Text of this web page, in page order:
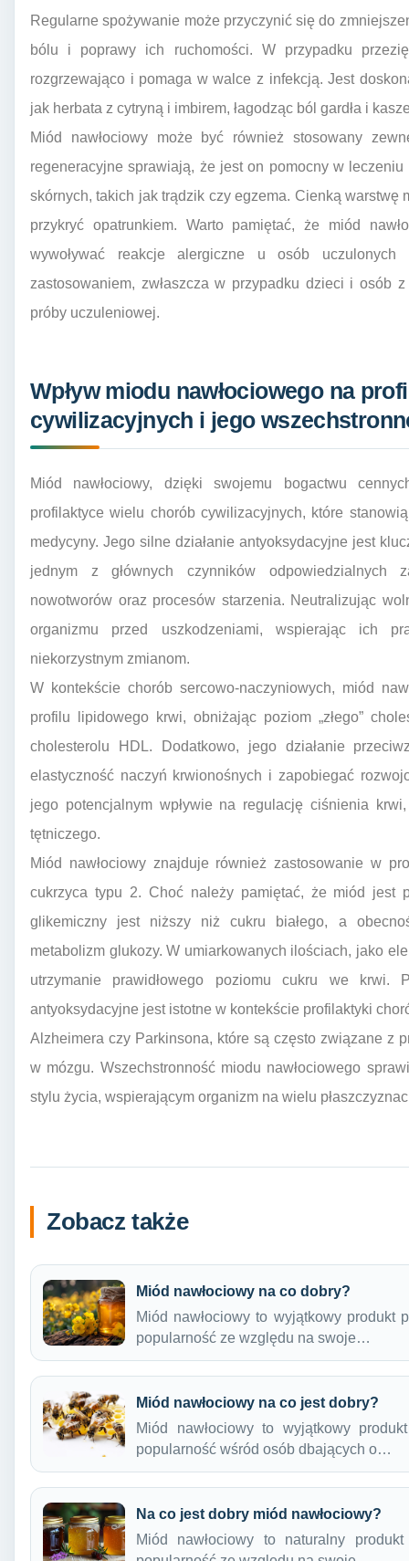
Regularne spożywanie może przyczynić się do
bólu i poprawy ich ruchomości. W przypadku
rozgrzewająco i pomaga w walce z infekcją. Jest
jak herbata z cytryną i imbirem, łagodząc ból gardła i
Miód nawłociowy może być również stosowany
regeneracyjne sprawiają, że jest on pomocny w
skórnych, takich jak trądzik czy egzema. Cienką warstwę
przykryć opatrunkiem. Warto pamiętać, że miód
wywoływać reakcje alergiczne u osób
zastosowaniem, zwłaszcza w przypadku dzieci i osób
próby uczuleniowej.
Wpływ miodu nawłociowego na
cywilizacyjnych i jego
Miód nawłociowy, dzięki swojemu bogactwu
profilaktyce wielu chorób cywilizacyjnych, które
medycyny. Jego silne działanie antyoksydacyjne jest
jednym z głównych czynników odpowiedzialnych
nowotworów oraz procesów starzenia. Neutralizując
organizmu przed uszkodzeniami, wspierając ich
niekorzystnym zmianom.
W kontekście chorób sercowo-naczyniowych, miód
profilu lipidowego krwi, obniżając poziom „złego”
cholesterolu HDL. Dodatkowo, jego działanie
elastyczność naczyń krwionośnych i zapobiegać
jego potencjalnym wpływie na regulację ciśnienia
tętniczego.
Miód nawłociowy znajduje również zastosowanie w
cukrzyca typu 2. Choć należy pamiętać, że miód jest
glikemiczny jest niższy niż cukru białego, a
metabolizm glukozy. W umiarkowanych ilościach, jako
utrzymanie prawidłowego poziomu cukru we krwi.
antyoksydacyjne jest istotne w kontekście profilaktyki
Alzheimera czy Parkinsona, które są często związane z
w mózgu. Wszechstronność miodu nawłociowego
stylu życia, wspierającym organizm na wielu
Zobacz także
Miód nawłociowy na co dobry?
Miód nawłociowy to wyjątkowy produkt
popularność ze względu na swoje…
Miód nawłociowy na co jest dobry?
Miód nawłociowy to wyjątkowy
popularność wśród osób dbających o…
Na co jest dobry miód nawłociowy?
Miód nawłociowy to naturalny